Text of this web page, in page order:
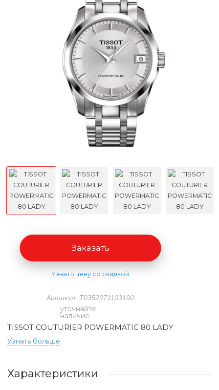
Артикул: T0352071103100
уточняйте
наличие
TISSOT COUTURIER POWERMATIC 80 LADY
Узнать больше
Заказать
Узнать цену со скидкой
Характеристики